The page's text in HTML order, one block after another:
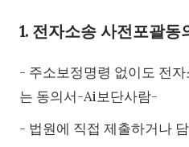
1. 전자소송 사전포괄동
- 주소보정명령 없이도 전
는 동의서-Ai보단사람-
- 법원에 직접 제출하거나